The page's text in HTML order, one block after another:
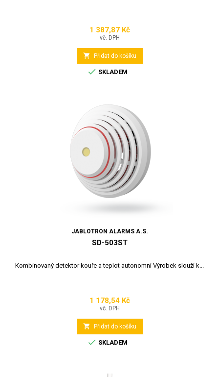
Cena
1 387,87 Kč
vč. DPH
 Přidat do košíku
 SKLADEM
JABLOTRON ALARMS A.S.
SD-503ST
Kombinovaný detektor kouře a teplot autonomní Výrobek slouží k...
Cena
1 178,54 Kč
vč. DPH
 Přidat do košíku
 SKLADEM